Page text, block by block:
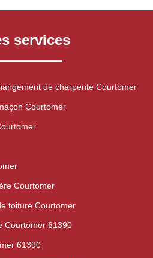
services
de charpente Courtomer
Courtomer
Courtomer
toiture Courtomer
Courtomer 61390
61390